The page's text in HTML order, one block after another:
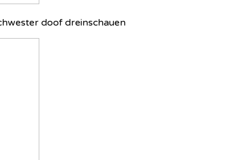
doof dreinschauen